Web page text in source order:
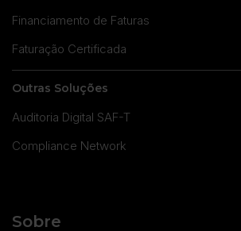
Financiamento de Faturas
Faturação Certificada
Outras Soluções
Auditoria Digital SAF-T
Compliance Network
Sobre